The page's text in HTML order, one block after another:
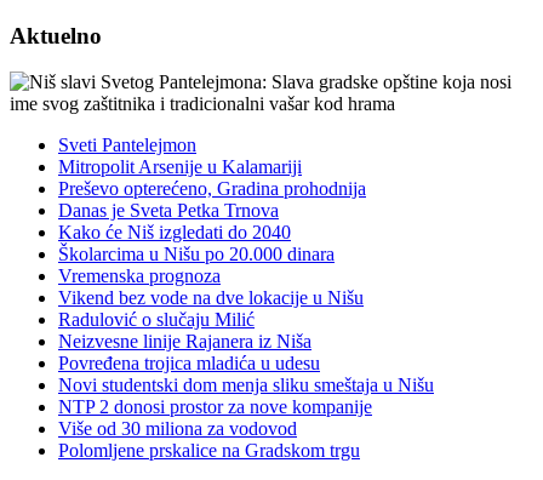
Aktuelno
Sveti Pantelejmon
Mitropolit Arsenije u Kalamariji
Preševo opterećeno, Gradina prohodnija
Danas je Sveta Petka Trnova
Kako će Niš izgledati do 2040
Školarcima u Nišu po 20.000 dinara
Vremenska prognoza
Vikend bez vode na dve lokacije u Nišu
Radulović o slučaju Milić
Neizvesne linije Rajanera iz Niša
Povređena trojica mladića u udesu
Novi studentski dom menja sliku smeštaja u Nišu
NTP 2 donosi prostor za nove kompanije
Više od 30 miliona za vodovod
Polomljene prskalice na Gradskom trgu